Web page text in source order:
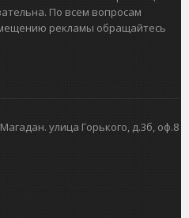
По всем вопросам
рекламы обращайтесь
улица Горького, д.3б, оф.8